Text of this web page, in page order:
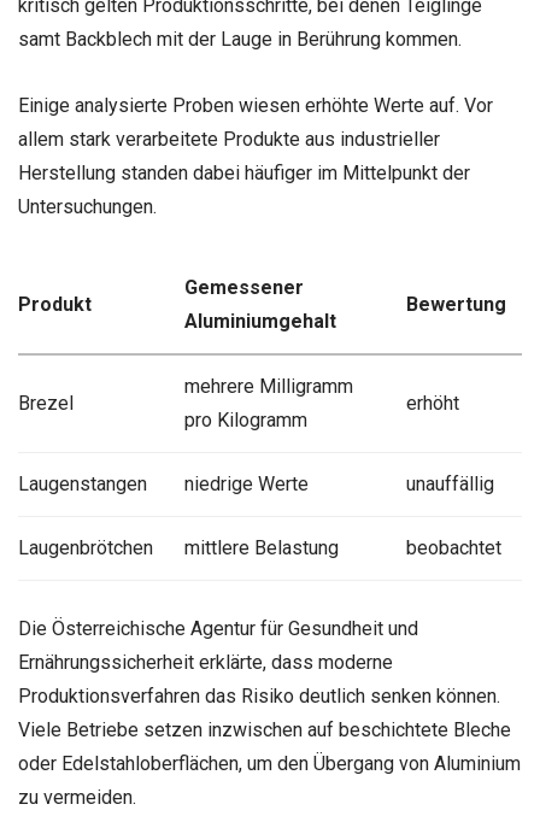
kritisch gelten Produktionsschritte, bei denen Teiglinge
samt Backblech mit der Lauge in Berührung kommen.
Einige analysierte Proben wiesen erhöhte Werte auf. Vor
allem stark verarbeitete Produkte aus industrieller
Herstellung standen dabei häufiger im Mittelpunkt der
Untersuchungen.
Produkt
Gemessener
Aluminiumgehalt
Bewertung
Brezel
mehrere Milligramm
pro Kilogramm
erhöht
Laugenstangen niedrige Werte unauffällig
Laugenbrötchen mittlere Belastung beobachtet
Die Österreichische Agentur für Gesundheit und
Ernährungssicherheit erklärte, dass moderne
Produktionsverfahren das Risiko deutlich senken können.
Viele Betriebe setzen inzwischen auf beschichtete Bleche
oder Edelstahloberflächen, um den Übergang von Aluminium
zu vermeiden.